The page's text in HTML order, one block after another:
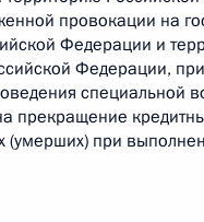
провокации на
Федерации и
Федерации,
специальной
прекращение
(умерших) при